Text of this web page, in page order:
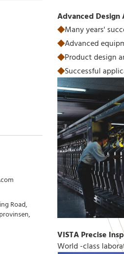
Road,
Advanced
◆Many years'
◆Advanced
◆Product design
◆Successful
VISTA Precise
World -class